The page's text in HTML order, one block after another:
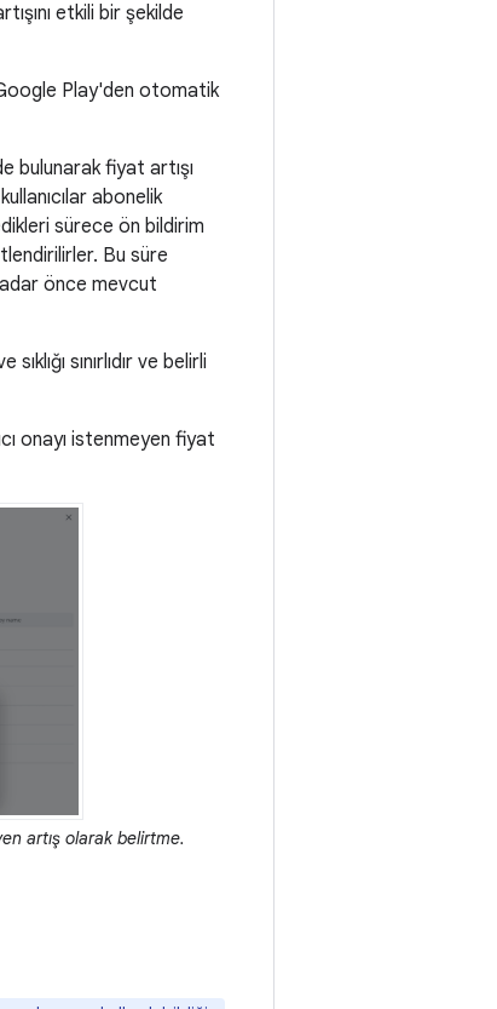
etkili bir şekilde
Play'den otomatik
bulunarak fiyat artışı
abonelik
sürece ön bildirim
Bu süre
önce mevcut
sınırlıdır ve belirli
onayı istenmeyen fiyat
artış olarak belirtme.